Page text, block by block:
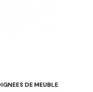
DE MEUBLE